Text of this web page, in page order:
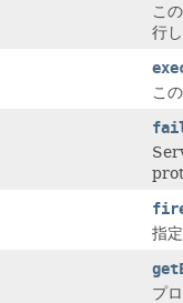
こ
行
こ
指
プ